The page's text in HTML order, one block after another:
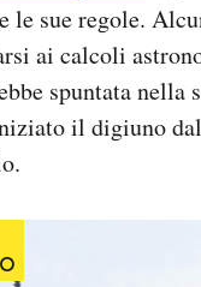
le sue regole.
ai calcoli
spuntata nella
il digiuno